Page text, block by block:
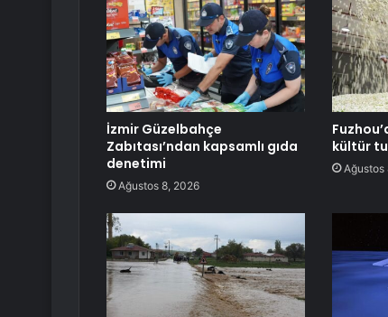
İzmir Güzelbahçe
Zabıtası’ndan kapsamlı gıda
denetimi
Ağustos 8, 2026
kültür
Ağustos